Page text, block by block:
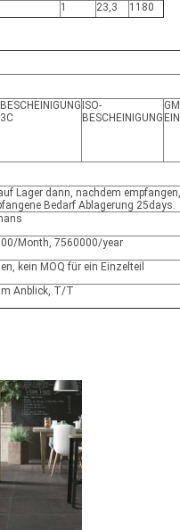
1 23,3 1180
BESCHEINIGUNG
3C
ISO-
BESCHEINIGUNG
Lager dann, nachdem
Bedarf Ablagerung 25days.
Month, 7560000/year
kein MOQ für ein Einzelteil
Anblick, T/T